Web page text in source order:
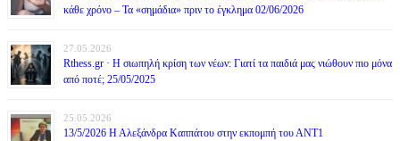
κάθε χρόνο – Τα «σημάδια» πριν το έγκλημα 02/06/2026
27.05.2026
Rthess.gr · Η σιωπηλή κρίση των νέων: Γιατί τα παιδιά μας νιώθουν πιο μόνα
από ποτέ; 25/05/2025
25.05.2026
13/5/2026 Η Αλεξάνδρα Καππάτου στην εκπομπή του ΑΝΤ1